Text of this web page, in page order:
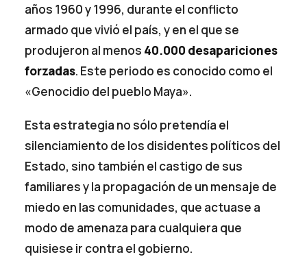
años 1960 y 1996, durante el conflicto
armado que vivió el país, y en el que se
produjeron al menos 40.000 desapariciones
forzadas. Este periodo es conocido como el
«Genocidio del pueblo Maya».
Esta estrategia no sólo pretendía el
silenciamiento de los disidentes políticos del
Estado, sino también el castigo de sus
familiares y la propagación de un mensaje de
miedo en las comunidades, que actuase a
modo de amenaza para cualquiera que
quisiese ir contra el gobierno.